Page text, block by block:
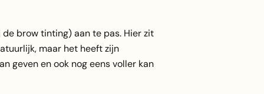
brow tinting) aan te pas. Hier zit
maar het heeft zijn
geven en ook nog eens voller kan